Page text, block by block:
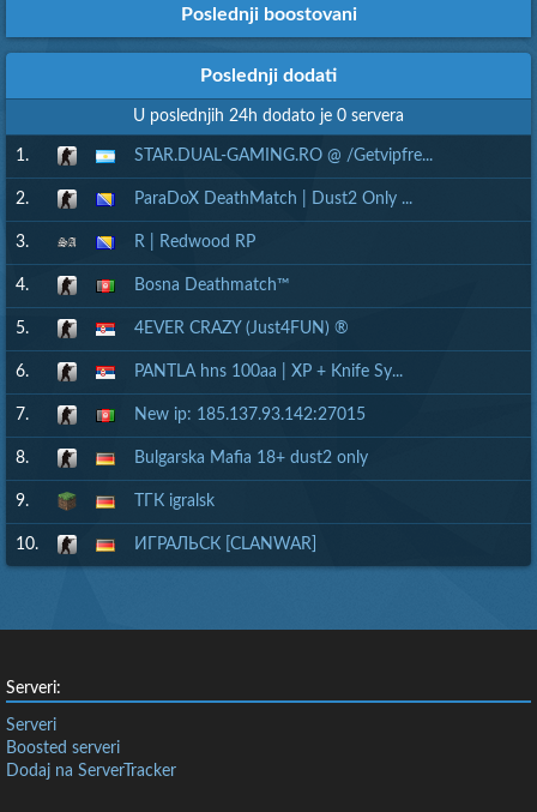
Poslednji boostovani
Poslednji dodati
U poslednjih 24h dodato je 0 servera
1. STAR.DUAL-GAMING.RO @ /Getvipfre...
2. ParaDoX DeathMatch | Dust2 Only ...
3. R | Redwood RP
4. Bosna Deathmatch™
5. 4EVER CRAZY (Just4FUN) ®
6. PANTLA hns 100aa | XP + Knife Sy...
7. New ip: 185.137.93.142:27015
8. Bulgarska Mafia 18+ dust2 only
9. ТГК igralsk
10. ИГРАЛЬСК [CLANWAR]
Serveri:
Serveri
Boosted serveri
Dodaj na ServerTracker